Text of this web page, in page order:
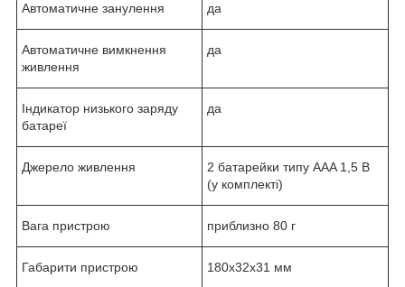
Автоматичне занулення да
Автоматичне вимкнення
живлення
да
Індикатор низького заряду
батареї
да
Джерело живлення
2 батарейки типу AAA 1,5 В
(у комплекті)
Вага пристрою приблизно 80 г
Габарити пристрою 180x32x31 мм